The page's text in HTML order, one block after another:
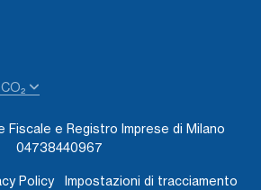
Fiscale e Registro Imprese di Milano
04738440967
Policy Impostazioni di tracciamento